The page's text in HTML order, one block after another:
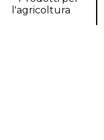
l'agricoltura